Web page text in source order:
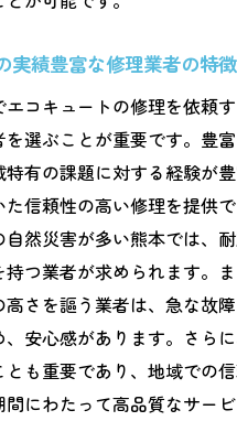
去の実績から評判を確認す
域の消費者評価を参照にし
者選びに役立つ評判とレビ
判の良い業者が提供するサ
キュート修理を依頼する際の
への対応
理依頼前に確認すべき基本
本の特性を考慮した修理プ
障時の対応と日常の予防策
元特有のトラブル事例とそ
実績豊富な修理業者の特徴
エコキュートの修理を依頼
を選ぶことが重要です。豊
特有の課題に対する経験が
信頼性の高い修理を提供で
然災害が多い熊本では、
持つ業者が求められます。
高さを謳う業者は、急な故
、安心感があります。さら
とも重要であり、地域での
間にわたって高品質なサー